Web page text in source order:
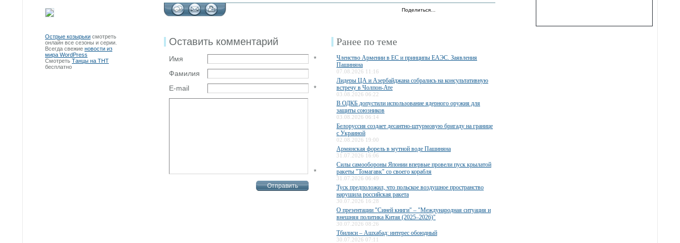
Острые козырьки смотреть
онлайн все сезоны и серии.
Всегда свежие новости из
мира WordPress
Смотреть Танцы на ТНТ
бесплатно
Поделиться…
Оставить комментарий
Имя
*
Фамилия
E-mail
*
*
Ранее по теме
Членство Армении в ЕС и принципы ЕАЭС. Заявления
Пашиняна
07.08.2026 11:16
Лидеры ЦА и Азербайджана собрались на консультативную
встречу в Чолпон-Ате
03.08.2026 06:22
В ОДКБ допустили использование ядерного оружия для
защиты союзников
03.08.2026 06:14
Белоруссия создает десантно-штурмовую бригаду на границе
с Украиной
02.08.2026 19:00
Армянская форель в мутной воде Пашиняна
31.07.2026 16:06
Силы самообороны Японии впервые провели пуск крылатой
ракеты "Томагавк" со своего корабля
31.07.2026 06:49
Туск предположил, что польское воздушное пространство
нарушила российская ракета
30.07.2026 16:28
О презентации "Синей книги" – "Международная ситуация и
внешняя политика Китая (2025–2026)"
30.07.2026 08:26
Тбилиси – Ашхабад: интерес обоюдный
30.07.2026 07:11